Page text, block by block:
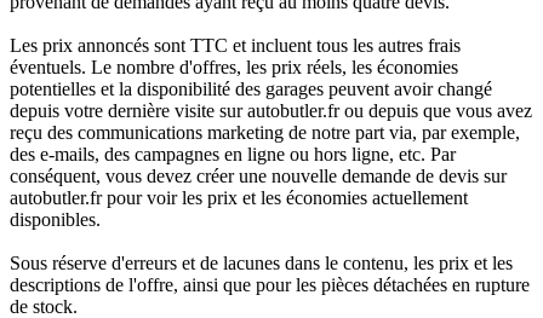
Les prix annoncés sont TTC et incluent tous les autres frais
éventuels. Le nombre d'offres, les prix réels, les économies
potentielles et la disponibilité des garages peuvent avoir changé
depuis votre dernière visite sur autobutler.fr ou depuis que vous avez
reçu des communications marketing de notre part via, par exemple,
des e-mails, des campagnes en ligne ou hors ligne, etc. Par
conséquent, vous devez créer une nouvelle demande de devis sur
autobutler.fr pour voir les prix et les économies actuellement
disponibles.
Sous réserve d'erreurs et de lacunes dans le contenu, les prix et les
descriptions de l'offre, ainsi que pour les pièces détachées en rupture
de stock.